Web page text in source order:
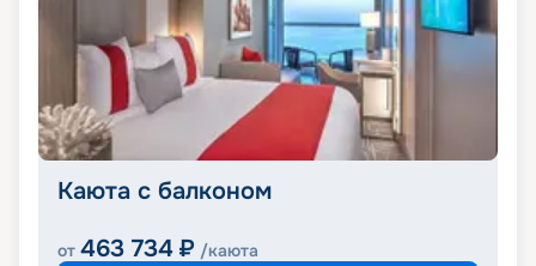
Каюта с балконом
от 463 734 ₽ /каюта